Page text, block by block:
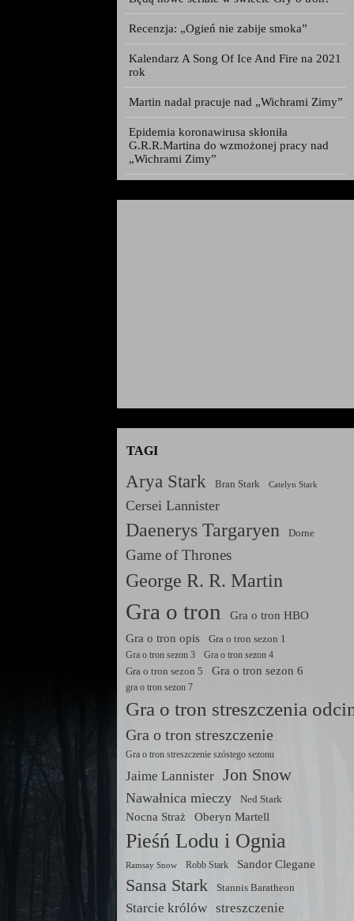
Recenzja: „Ogień nie zabije smoka”
Kalendarz A Song Of Ice And Fire na 2021
rok
Martin nadal pracuje nad „Wichrami Zimy”
Epidemia koronawirusa skłoniła
G.R.R.Martina do wzmożonej pracy nad
„Wichrami Zimy”
TAGI
Arya Stark Bran Stark Catelyn Stark
Cersei Lannister
Daenerys Targaryen Dorne
Game of Thrones
George R. R. Martin
Gra o tron
Gra o tron HBO
Gra o tron opis
Gra o tron sezon 1
Gra o tron sezon 3 Gra o tron sezon 4
Gra o tron sezon 5 Gra o tron sezon 6
gra o tron sezon 7
Gra o tron streszczenia
Gra o tron streszczenie
Gra o tron streszczenie szóstego sezonu
Jaime Lannister Jon Snow
Nawałnica mieczy Ned Stark
Nocna Straż Oberyn Martell
Pieśń Lodu i Ognia
Ramsay Snow Robb Stark Sandor Clegane
Sansa Stark Stannis Baratheon
Starcie królów streszczenie